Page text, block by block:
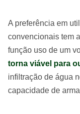
A preferência em
convencionais tem
função uso de um
torna viável para
infiltração de água
capacidade de